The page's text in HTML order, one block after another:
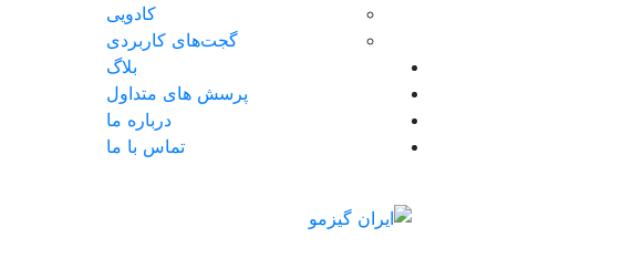
کادویی
گجت‌های کاربردی
بلاگ
پرسش های متداول
درباره ما
تماس با ما